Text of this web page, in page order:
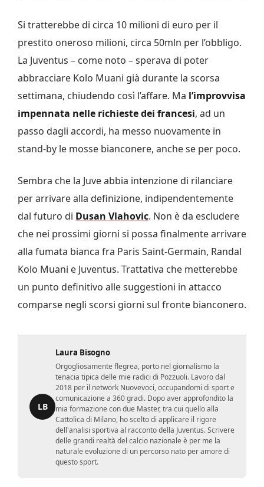
Si tratterebbe di circa 10 milioni di euro per il
prestito oneroso milioni, circa 50mln per l’obbligo.
La Juventus – come noto – sperava di poter
abbracciare Kolo Muani già durante la scorsa
settimana, chiudendo così l’affare. Ma l’improvvisa
impennata nelle richieste dei francesi, ad un
passo dagli accordi, ha messo nuovamente in
stand-by le mosse bianconere, anche se per poco.
Sembra che la Juve abbia intenzione di rilanciare
per arrivare alla definizione, indipendentemente
dal futuro di Dusan Vlahovic. Non è da escludere
che nei prossimi giorni si possa finalmente arrivare
alla fumata bianca fra Paris Saint-Germain, Randal
Kolo Muani e Juventus. Trattativa che metterebbe
un punto definitivo alle suggestioni in attacco
comparse negli scorsi giorni sul fronte bianconero.
LB
Laura Bisogno
Orgogliosamente flegrea, porto nel giornalismo la
tenacia tipica delle mie radici di Pozzuoli. Lavoro dal
2018 per il network Nuovevoci, occupandomi di sport e
comunicazione a 360 gradi. Dopo aver approfondito la
mia formazione con due Master, tra cui quello alla
Cattolica di Milano, ho scelto di applicare il rigore
dell'analisi sportiva al racconto della Juventus. Scrivere
delle grandi realtà del calcio nazionale è per me la
naturale evoluzione di un percorso nato per amore di
questo sport.